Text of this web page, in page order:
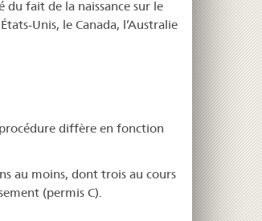
fait de la naissance sur le
Unis, le Canada, l’Australie
diffère en fonction
au moins, dont trois au cours
(permis C).